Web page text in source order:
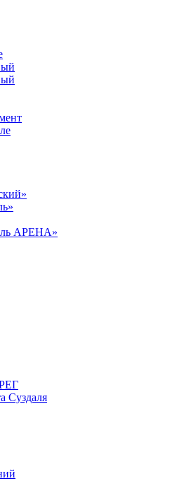
АРЕНА»
Суздаля